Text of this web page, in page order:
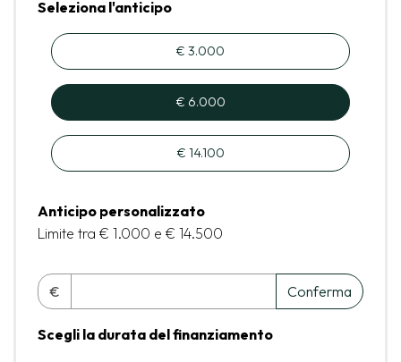
Seleziona l'anticipo
€ 3.000
€ 6.000
€ 14.100
Anticipo personalizzato
Limite tra € 1.000 e € 14.500
€ Conferma
Scegli la durata del finanziamento